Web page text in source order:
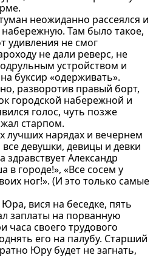
неожиданно рассеялся и
набережную. Там было такое,
удивления не смог
не дали реверс, не
устройством и
буксир «одерживать».
разворотив правый борт,
городской набережной и
голос, чуть позже
старпом.
лучших нарядах и вечернем
девушки, девицы и девки
здравствует Александр
в городе!», «Все сосем у
ног!». (И это только самые
вися на беседке, пять
заплаты на порванную
часа своего трудового
его на палубу. Старший
Юру будет не загнать,